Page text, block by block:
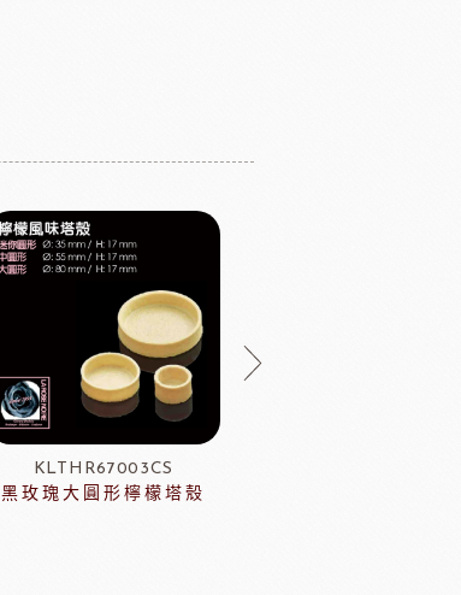
KLTHR67003CS
黑玫瑰大圓形檸檬塔殼